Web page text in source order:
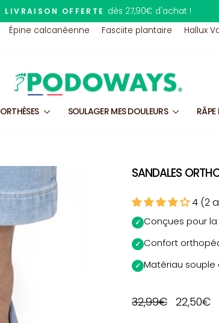
Diaporama
Pause
TÉLÉPHONE : 07 80 95 46 24
Épine calcanéenne Fasciite plantaire Hallux
ORTHÈSES SOULAGER MES DOULEURS RÂPE
SANDALES
4 (2
✓ Conçues pour
✓ Confort
✓ Matériau
Prix
régulier
32,99€
Prix
réduit
22,50€